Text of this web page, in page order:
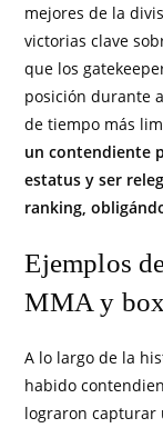
mejores de la
victorias clave
que los
posición durante
de tiempo más
un contendiente
estatus y ser
ranking,
Ejemplos
MMA y
A lo largo de la
habido
lograron